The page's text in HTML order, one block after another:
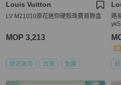
Louis Vuitton
LV M21010原花迷你硬殼珠寶首飾盒
MOP 3,213
狀況尚可 台灣 免運
路